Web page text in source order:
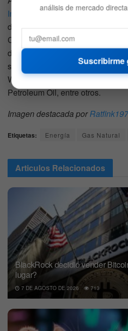
Inc.
, también han venido
de excedentes de gas natural
Cabe destacar que Upstream
datos en Texas, Wyoming,
sus clientes se encuentran
WestLake Energy, Canadian
Petroleum Oil, entre otros.
Imagen destacada por
Etiquetas: Energía Gas Natural
Articulos Relacionados
BlackRock decidió vender
lugar?
7 DE AGOSTO DE 2026 713
análisis de mercado
Suscribirme